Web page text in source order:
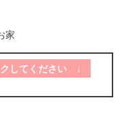
家
クしてください ↓